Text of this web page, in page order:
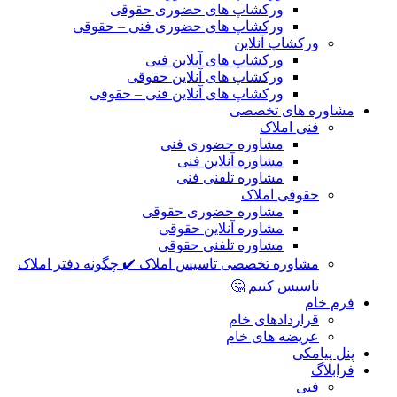
ورکشاپ های حضوری حقوقی
ورکشاپ های حضوری فنی – حقوقی
ورکشاپ آنلاین
ورکشاپ های آنلاین فنی
ورکشاپ های آنلاین حقوقی
ورکشاپ های آنلاین فنی – حقوقی
مشاوره های تخصصی
فنی املاک
مشاوره حضوری فنی
مشاوره آنلاین فنی
مشاوره تلفنی فنی
حقوقی املاک
مشاوره حضوری حقوقی
مشاوره آنلاین حقوقی
مشاوره تلفنی حقوقی
مشاوره تخصصی تاسیس املاک ✔️ چگونه دفتر املاک
تاسیس کنیم 🤔
فرم خام
قراردادهای خام
عریضه های خام
پنل پیامکی
فرابلاگ
فنی